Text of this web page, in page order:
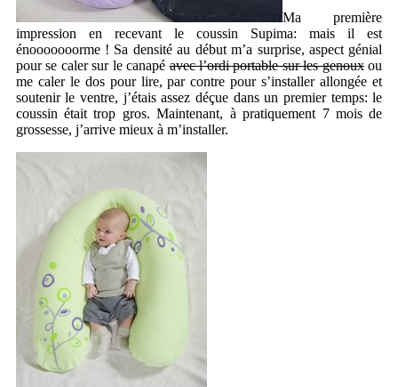
Ma première
impression en recevant le coussin Supima: mais il est
énooooooorme ! Sa densité au début m’a surprise, aspect génial
pour se caler sur le canapéavec l’ordi portable sur les genouxou
me caler le dos pour lire, par contre pour s’installer allongée et
soutenir le ventre, j’étais assez déçue dans un premier temps: le
coussin était trop gros. Maintenant, à pratiquement 7 mois de
grossesse, j’arrive mieux à m’installer.